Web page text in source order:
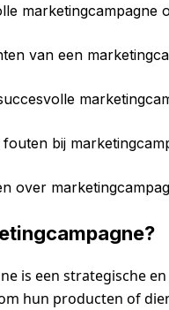
marketingcampagne
van een
bij
over
is een strategische
hun producten of